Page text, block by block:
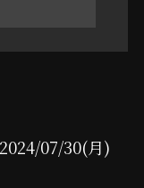
07/30(月)